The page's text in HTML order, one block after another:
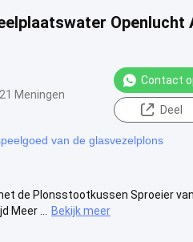
Openlucht
Meningen
Contact
Deel
van de glasvezelplons
de Plonsstootkussen Sproeier
Meer ...
Bekijk meer